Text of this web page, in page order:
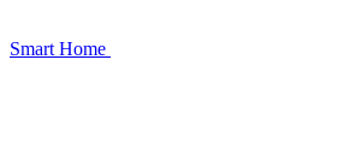
Smart Home